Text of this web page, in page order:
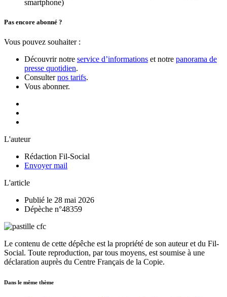
smartphone)
Pas encore abonné ?
Vous pouvez souhaiter :
Découvrir notre service d’informations et notre panorama de
presse quotidien.
Consulternos tarifs.
Vous abonner.
L'auteur
Rédaction Fil-Social
Envoyer mail
L'article
Publié le 28 mai 2026
Dépèche n°48359
Le contenu de cette dépêche est la propriété de son auteur et du Fil-
Social. Toute reproduction, par tous moyens, est soumise à une
déclaration auprès du Centre Français de la Copie.
Dans le même thème